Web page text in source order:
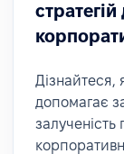
Дізнайтеся,
допомагає
залученість